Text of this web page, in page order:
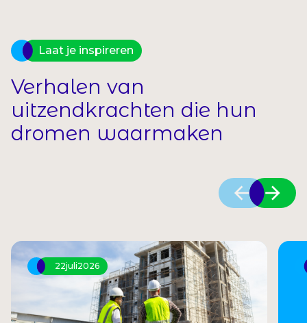
Laat je inspireren
Verhalen van
uitzendkrachten die hun
dromen waarmaken
22juli2026